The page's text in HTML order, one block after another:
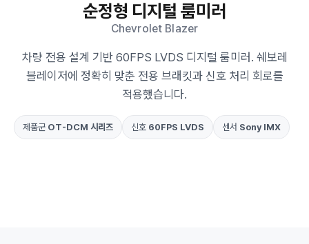
순정형 디지털 룸미러
Chevrolet Blazer
차량 전용 설계 기반 60FPS LVDS 디지털 룸미러. 쉐보레
블레이저에 정확히 맞춘 전용 브래킷과 신호 처리 회로를
적용했습니다.
제품군 OT-DCM 시리즈 신호 60FPS LVDS 센서 Sony IMX